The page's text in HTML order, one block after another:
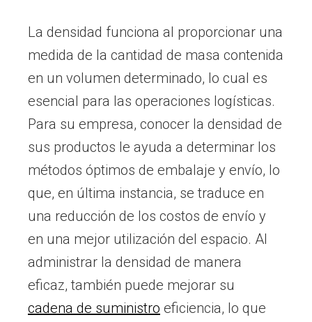
La densidad funciona al proporcionar una
medida de la cantidad de masa contenida
en un volumen determinado, lo cual es
esencial para las operaciones logísticas.
Para su empresa, conocer la densidad de
sus productos le ayuda a determinar los
métodos óptimos de embalaje y envío, lo
que, en última instancia, se traduce en
una reducción de los costos de envío y
en una mejor utilización del espacio. Al
administrar la densidad de manera
eficaz, también puede mejorar su
cadena de suministro eficiencia, lo que